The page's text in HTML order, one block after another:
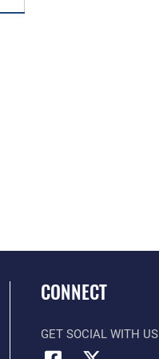
CONNECT
GET SOCIAL WITH US